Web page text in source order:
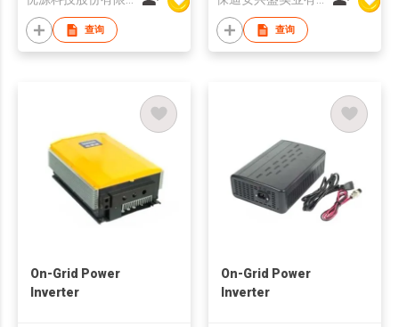
查询 查询
On-Grid Power
Inverter
On-Grid Power
Inverter